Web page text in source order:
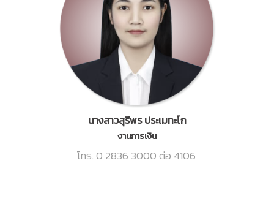
นางสาวสุรีพร ประเมทะโก
งานการเงิน
โทร. 0 2836 3000 ต่อ 4106